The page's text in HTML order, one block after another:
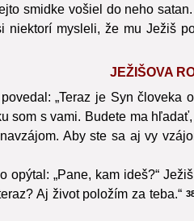
smidke vošiel do neho
niektorí mysleli, že mu Ježiš
JEŽIŠOVA
„Teraz je Syn človeka
som s vami. Budete ma
Aby ste sa aj vy
opýtal: „Pane, kam ideš?“
Aj život položím za teba.“